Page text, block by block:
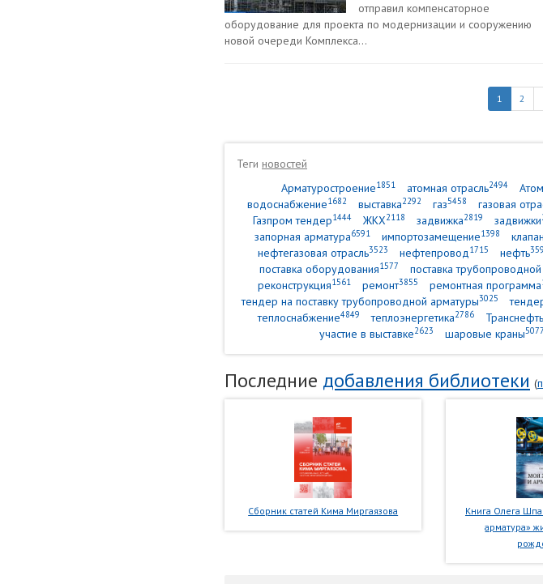
отправил компенсаторное
оборудование для проекта по модернизации и сооружению
новой очереди Комплекса...
1 2
Теги новостей
Арматуростроение1851 атомная отрасль2494
водоснабжение1682 выставка2292 газ5458 газовая
Газпром тендер1444 ЖКХ2118 задвижка2819 задвижки
запорная арматура6591 импортозамещение1398
нефтегазовая отрасль3523 нефтепровод1715 нефть
поставка оборудования1577 поставка
реконструкция1561 ремонт3855 ремонтная программа
тендер на поставку трубопроводной арматуры3025
теплоснабжение4849 теплоэнергетика2786 Транснефть
участие в выставке2623 шаровые краны5077
Последние добавления библиотеки (
Сборник статей Кима Миргаязова
Книга Олега
арматура»